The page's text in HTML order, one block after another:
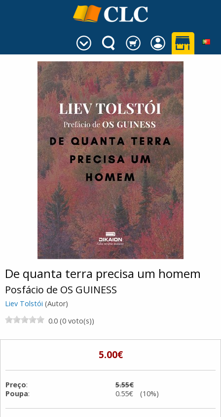
De quanta terra precisa um homem
Posfácio de OS GUINESS
Liev Tolstói (Autor)
0.0 (0 voto(s))
5.00€
Preço:
5.55€
Poupa: 0.55€ (10%)